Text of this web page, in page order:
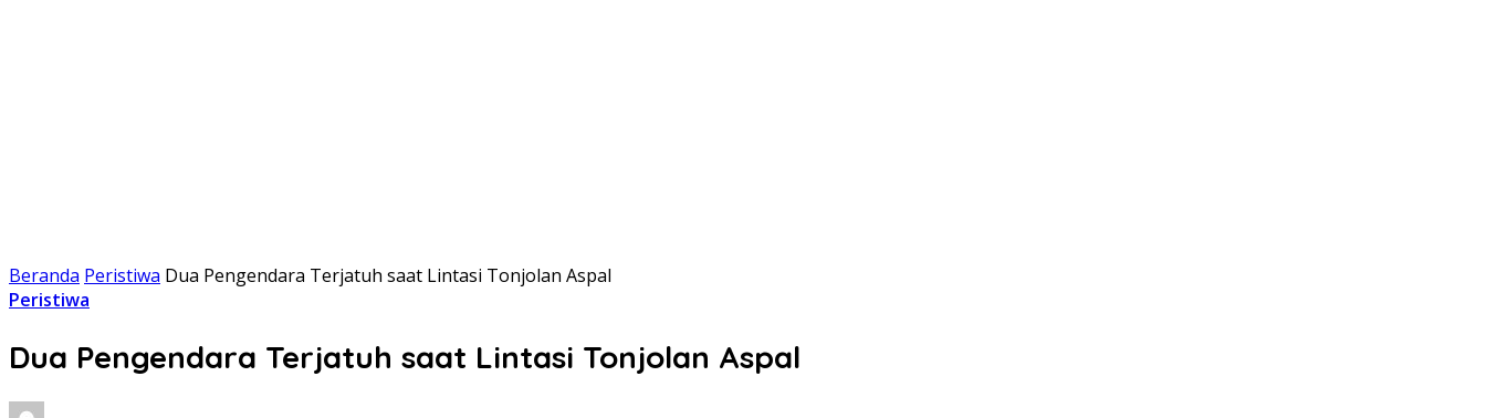
Beranda Peristiwa Dua Pengendara Terjatuh saat Lintasi Tonjolan Aspal
Peristiwa
Dua Pengendara Terjatuh saat Lintasi Tonjolan Aspal